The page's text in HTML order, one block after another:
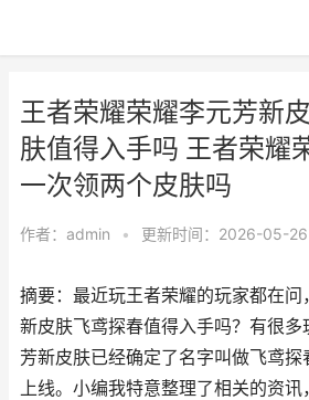
王者荣耀荣耀李元芳新
肤值得入手吗 王者荣耀
一次领两个皮肤吗
作者： admin • 更新时间：2026-05-26
摘要：最近玩王者荣耀的玩家都在问
新皮肤飞鸢探春值得入手吗？有很
芳新皮肤已经确定了名字叫做飞鸢
上线。小编我特意整理了相关的资